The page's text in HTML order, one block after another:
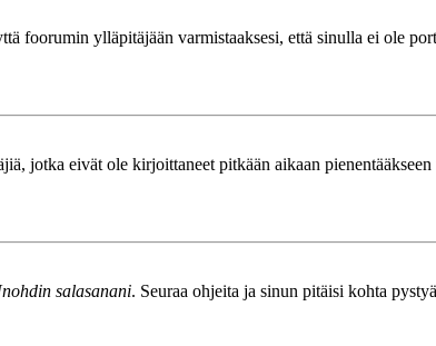
foorumin ylläpitäjään varmistaaksesi, että sinulla ei ole
jotka eivät ole kirjoittaneet pitkään aikaan pienentääkseen
salasanani. Seuraa ohjeita ja sinun pitäisi kohta